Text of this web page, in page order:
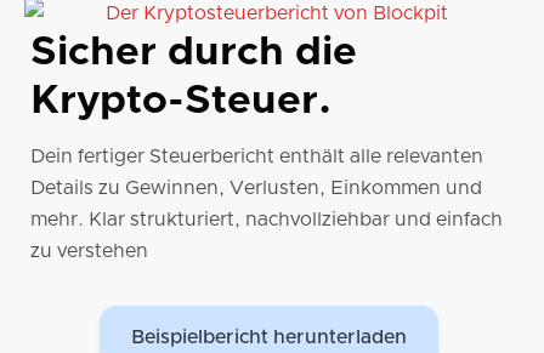
Sicher durch die
Krypto-Steuer.
Dein fertiger Steuerbericht enthält alle relevanten
Details zu Gewinnen, Verlusten, Einkommen und
mehr. Klar strukturiert, nachvollziehbar und einfach
zu verstehen
Beispielbericht herunterladen